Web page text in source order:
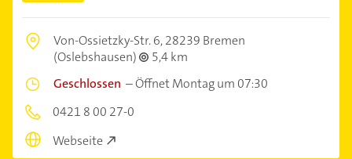
Von-Ossietzky-Str. 6,28239 Bremen
(Oslebshausen)
5,4 km
Geschlossen –Öffnet Montag um 07:30
0421 8 00 27-0
Webseite